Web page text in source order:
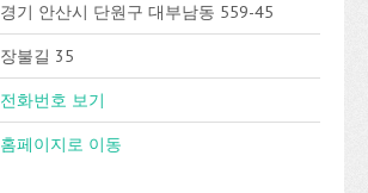
경기 안산시 단원구 대부남동 559-45
장불길 35
전화번호 보기
홈페이지로 이동